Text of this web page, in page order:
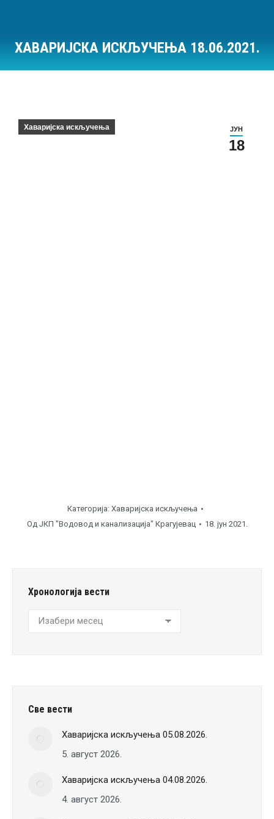
ХАВАРИЈСКА ИСКЉУЧЕЊА 18.06.2021.
ЈУН
18
Хаваријска искључења
Категорија: Хаваријска искључења
Од ЈКП "Водовод и канализација" Крагујевац 18. јун 2021.
Хронологија вести
Хронологија
вести
Све вести
Хаваријска искључења 05.08.2026.
5. август 2026.
Хаваријска искључења 04.08.2026.
4. август 2026.